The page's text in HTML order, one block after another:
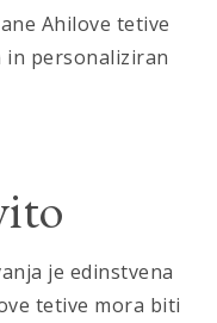
Ahilove tetive
personaliziran
je edinstvena
tetive mora biti